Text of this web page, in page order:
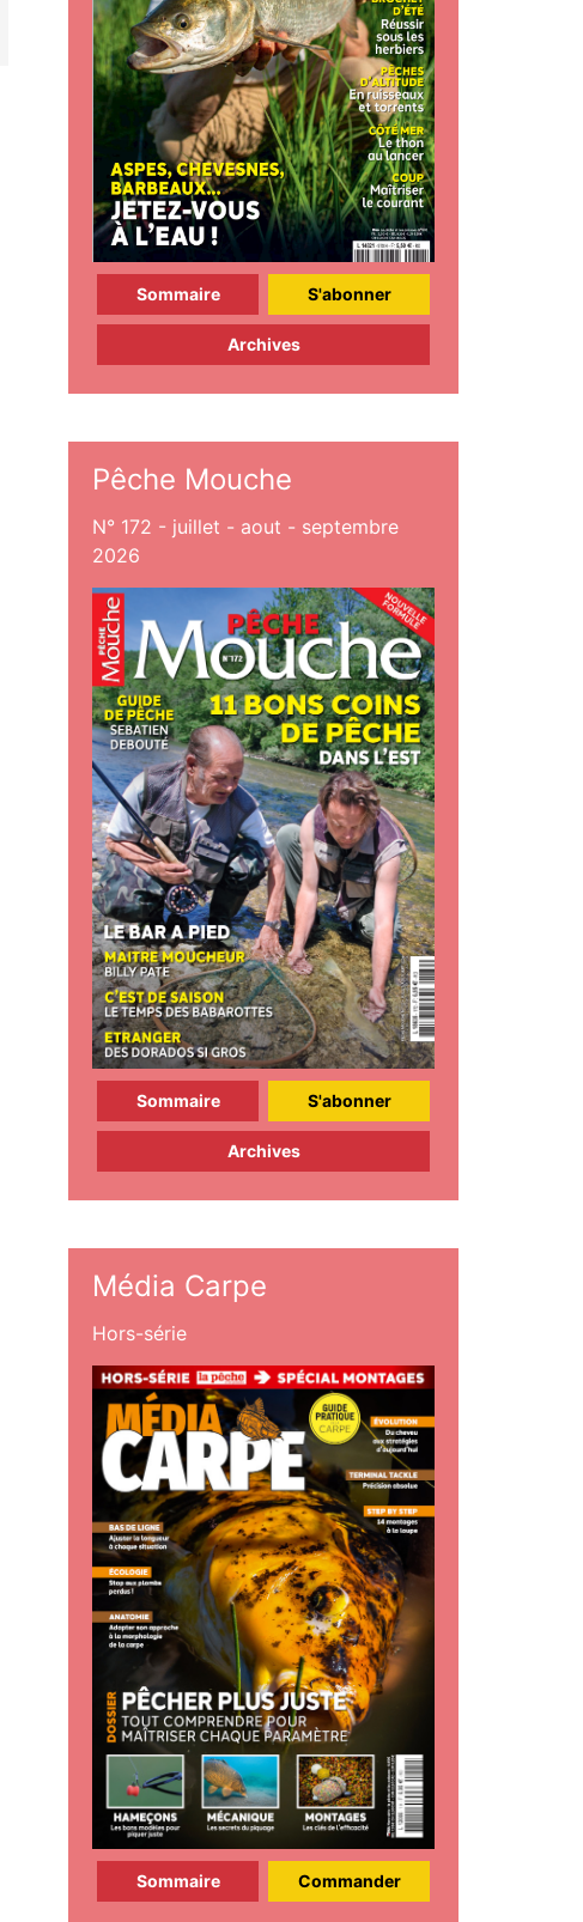
Sommaire S'abonner
Archives
Pêche Mouche
N° 172 - juillet - aout - septembre
2026
Sommaire S'abonner
Archives
Média Carpe
Hors-série
Sommaire Commander